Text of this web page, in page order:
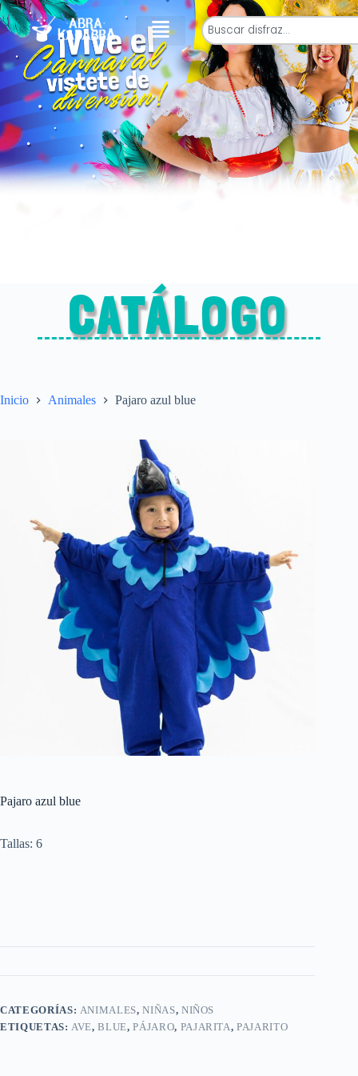
CATÁLOGO
Inicio Animales Pajaro azul blue
Pajaro azul blue
Tallas: 6
CATEGORÍAS: ANIMALES,NIÑAS, NIÑOS
ETIQUETAS: AVE,BLUE,PÁJARO, PAJARITA,PAJARITO